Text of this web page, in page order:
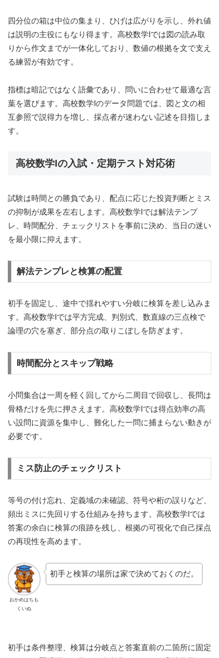
四分位の箱は中位の集まり、ひげは広がりを示し、外れ値
は説明の主役にもなり得ます。高校数学Iでは図の読み取
りから作文までが一体化しており、数値の根拠を文で支え
る練習が有効です。
指標は暗記ではなく語彙であり、問いに合わせて最適な言
葉を選びます。高校数学Iのデータ問題では、図と文の相
互参照で説得力を増し、採点者が迷わない記述を目指しま
す。
高校数学Iの入試・定期テスト対応術
試験は時間との勝負であり、配点に応じた投資判断とミス
の抑制が成果を左右します。高校数学Iでは解法テンプ
レ、時間配分、チェックリストを事前に決め、当日の迷い
を最小限に抑えます。
解法テンプレと検算の配置
初手を固定し、途中で揺れやすい分岐に検算を差し込みま
す。高校数学Iでは平方完成、判別式、数直線の三点検で
論理の穴を塞ぎ、部分点の取りこぼしを防ぎます。
時間配分とスキップ戦略
小問集合は一周を軽く回してから二周目で回収し、長問は
骨格だけを先に押さえます。高校数学Iでは得点効率の高
い設問に資源を集中し、難化した一問に捕まらない動きが
必要です。
ミス防止のチェックリスト
等号の付け忘れ、定義域の未確認、符号や桁の誤りなど、
頻出ミスに先回りする仕組みを持ちます。高校数学Iでは
答案の余白に検算の痕跡を残し、根拠の可視化で自己採点
の再現性を高めます。
おかめはちも
くいぬ
初手と検算の場所は家で決めておくのだ。
初手は条件整理、検算は分岐点と答案直前の二箇所に固定